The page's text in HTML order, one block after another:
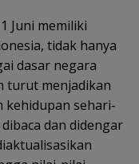
Juni memiliki
tidak hanya
dasar negara
turut menjadikan
kehidupan sehari-
dan didengar